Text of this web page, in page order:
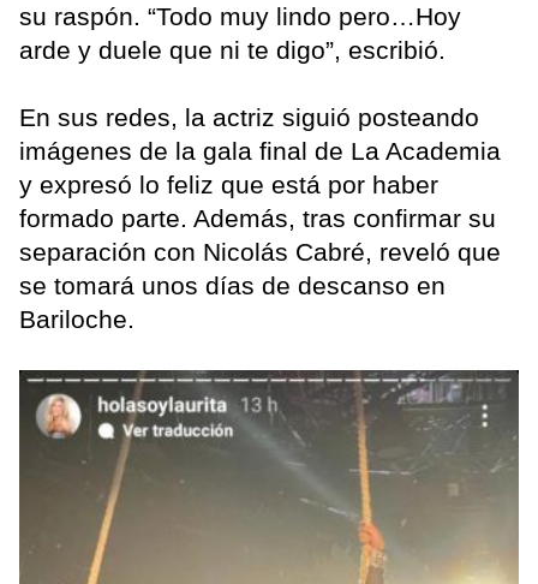
su raspón. “Todo muy lindo pero…Hoy
arde y duele que ni te digo”, escribió.
En sus redes, la actriz siguió posteando
imágenes de la gala final de La Academia
y expresó lo feliz que está por haber
formado parte. Además, tras confirmar su
separación con Nicolás Cabré, reveló que
se tomará unos días de descanso en
Bariloche.